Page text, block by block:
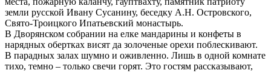
земли русской Ивану Сусанину, беседку А.Н. Островского,
Свято-Троицкого Ипатьевский монастырь.
В Дворянском собрании на елке мандарины и конфеты в
нарядных обертках висят да золоченые орехи поблескивают.
В парадных залах шумно и оживленно. Лишь в одной комнате
тихо, темно – только свечи горят. Это гостям рассказывают,